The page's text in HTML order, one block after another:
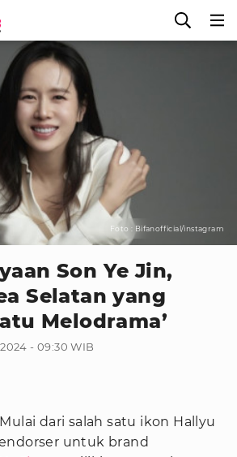
Foto : Bifanofficial/instagram
Son Ye Jin,
Selatan yang
Melodrama’
- 09:30 WIB
dari salah satu ikon Hallyu
untuk brand